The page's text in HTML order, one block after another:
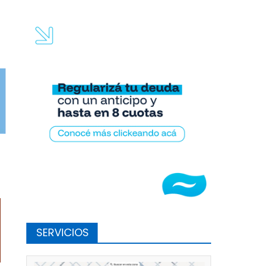
hacer algo regional para todos los jóvenes»
SERVICIOS